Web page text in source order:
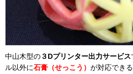
中山木型の３Dプリンター出力サービス
ル以外に石膏（せっこう） が対応でき